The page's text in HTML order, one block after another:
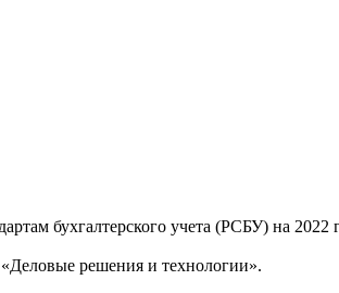
бухгалтерского учета (РСБУ) на
решения и технологии».